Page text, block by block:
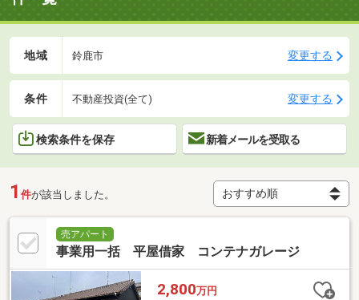
地域 鈴鹿市 変更する
条件 不動産投資(全て) 変更する
検索条件を保存 新着メールを受取る
1 件が該当しました。
売アパート
事業用一括 平屋借家 コンテナガレージ
2,800万円